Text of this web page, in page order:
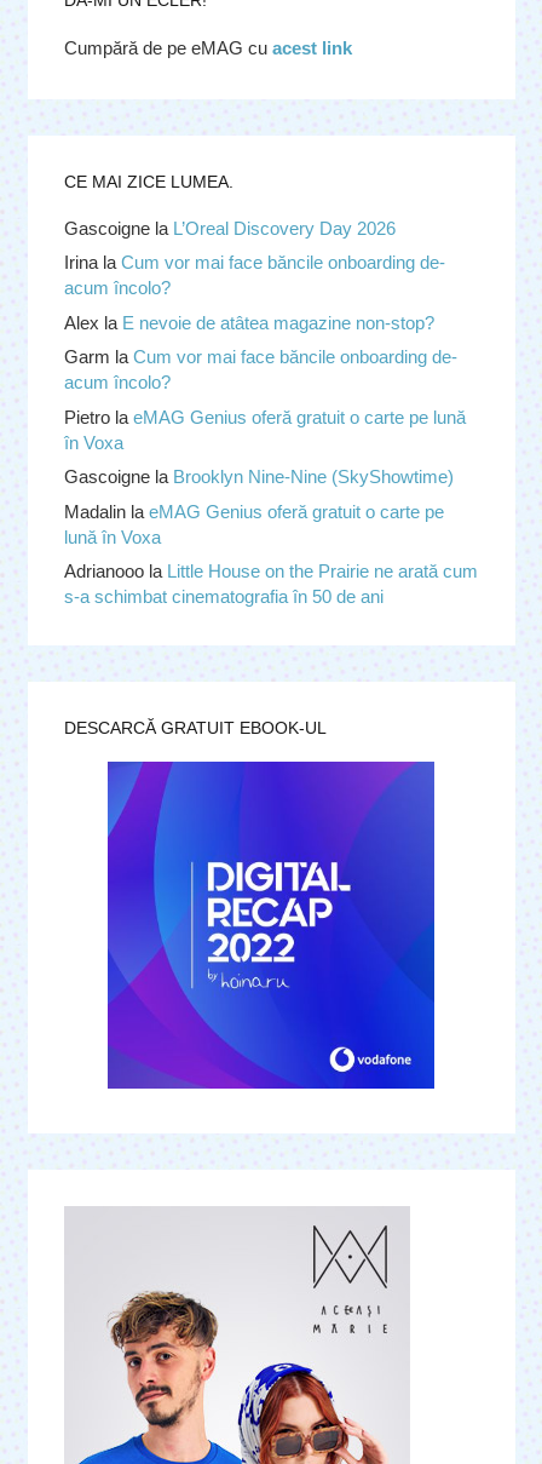
Cumpără de pe eMAG cu acest link
CE MAI ZICE LUMEA.
Gascoignela L’Oreal Discovery Day 2026
Irinala Cum vor mai face băncile onboarding de-
acum încolo?
Alex la E nevoie de atâtea magazine non-stop?
Garm la Cum vor mai face băncile onboarding de-
acum încolo?
Pietrola eMAG Genius oferă gratuit o carte pe lună
în Voxa
Gascoignela Brooklyn Nine-Nine (SkyShowtime)
Madalinla eMAG Genius oferă gratuit o carte pe
lună în Voxa
Adrianooola Little House on the Prairie ne arată cum
s-a schimbat cinematografia în 50 de ani
DESCARCĂ GRATUIT EBOOK-UL